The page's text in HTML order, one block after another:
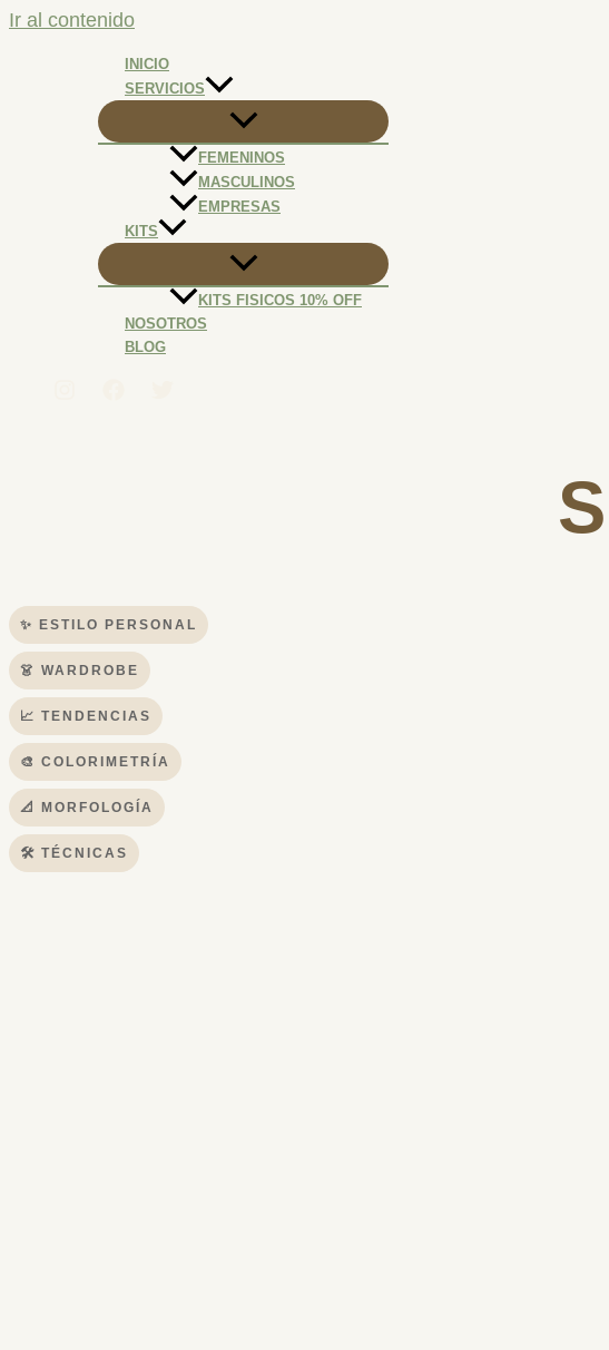
Ir al contenido
INICIO
SERVICIOS
FEMENINOS
MASCULINOS
EMPRESAS
KITS
KITS FISICOS 10% OFF
NOSOTROS
BLOG
✨ ESTILO PERSONAL
👗 WARDROBE
📈 TENDENCIAS
🎨 COLORIMETRÍA
📐 MORFOLOGÍA
🛠 TÉCNICAS